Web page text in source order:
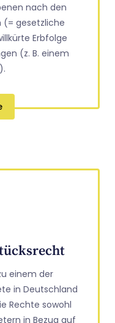
nach den
(= gesetzliche
Erbfolge
(z. B. einem
einem der
in Deutschland
Rechte sowohl
in Bezug auf